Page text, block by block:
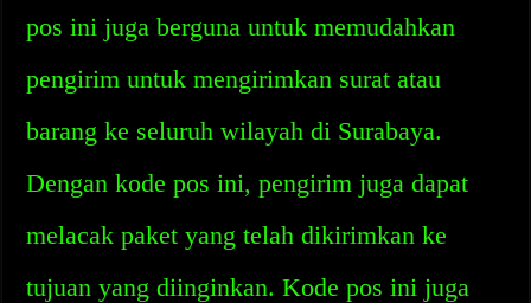
pos ini juga berguna untuk memudahkan
pengirim untuk mengirimkan surat atau
barang ke seluruh wilayah di Surabaya.
Dengan kode pos ini, pengirim juga dapat
melacak paket yang telah dikirimkan ke
tujuan yang diinginkan. Kode pos ini juga